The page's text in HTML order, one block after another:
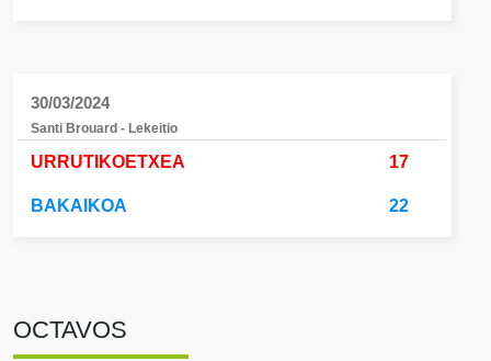
30/03/2024
Santi Brouard - Lekeitio
URRUTIKOETXEA 17
BAKAIKOA 22
OCTAVOS